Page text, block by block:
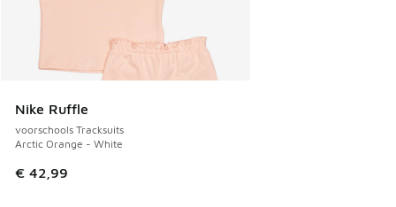
Nike Ruffle
voorschools Tracksuits
Arctic Orange - White
€ 42,99